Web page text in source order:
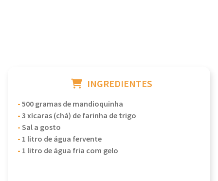
INGREDIENTES
-500 gramas de mandioquinha
-3 xícaras (chá) de farinha de trigo
-Sal a gosto
- 1 litro de água fervente
- 1 litro de água fria com gelo